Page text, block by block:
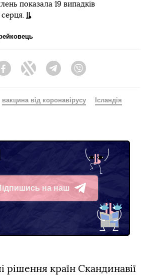
показала 19 випадків
FacebookTwitter Telegram
вакцина від коронавірусу Ісландія
на наш
Telegram
рішення країн Скандинавії